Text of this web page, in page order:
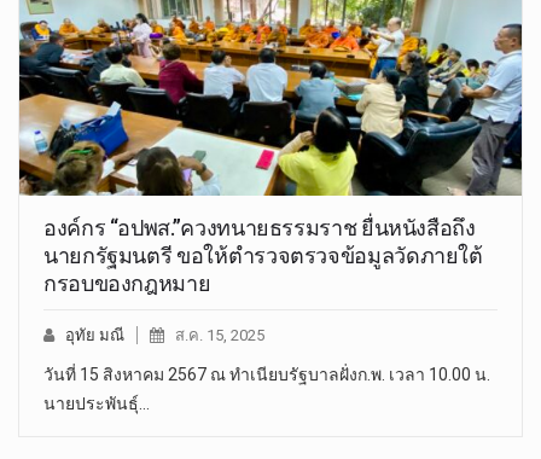
องค์กร “อปพส.”ควงทนายธรรมราช ยื่นหนังสือถึง
นายกรัฐมนตรี ขอให้ตำรวจตรวจข้อมูลวัดภายใต้
กรอบของกฎหมาย
อุทัย มณี ส.ค. 15, 2025
วันที่ 15 สิงหาคม 2567 ณ ทำเนียบรัฐบาลฝั่งก.พ. เวลา 10.00 น.
นายประพันธุ์…